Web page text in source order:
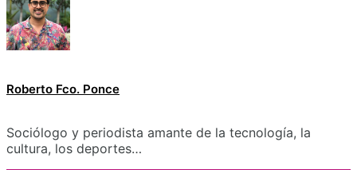
Roberto Fco. Ponce
Sociólogo y periodista amante de la tecnología, la
cultura, los deportes…